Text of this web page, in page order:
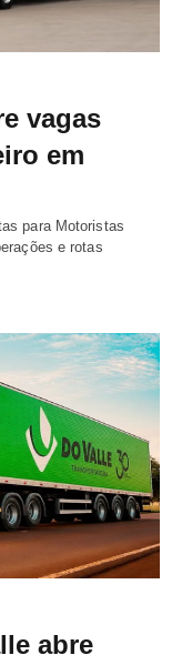
vagas
em
para Motoristas
e rotas
abre